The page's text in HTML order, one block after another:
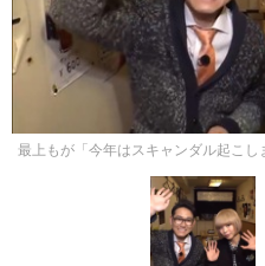
最上もが「今年はスキャンダル起こし